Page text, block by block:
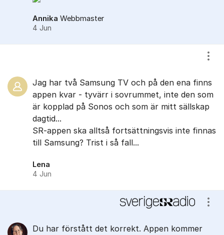
Annika Webbmaster
4 Jun
Jag har två Samsung TV och på den ena finns
appen kvar - tyvärr i sovrummet, inte den som
är kopplad på Sonos och som är mitt sällskap
dagtid...
SR-appen ska alltså fortsättningsvis inte finnas
till Samsung? Trist i så fall...
Lena
4 Jun
Du har förstått det korrekt. Appen kommer